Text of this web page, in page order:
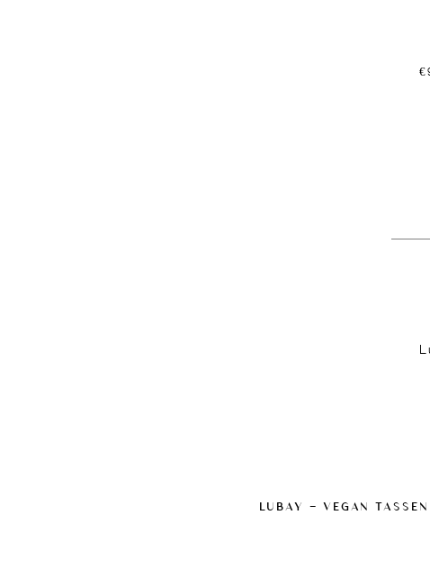
LUBAY — VEGAN